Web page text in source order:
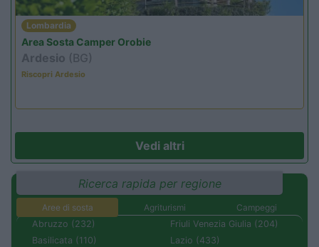
Lombardia
Area Sosta Camper Orobie
Ardesio (BG)
Riscopri Ardesio
Vedi altri
Ricerca rapida per regione
Aree di sosta Agriturismi
Campeggi
Abruzzo (232)
Basilicata (110)
Friuli Venezia Giulia (204)
Lazio (433)